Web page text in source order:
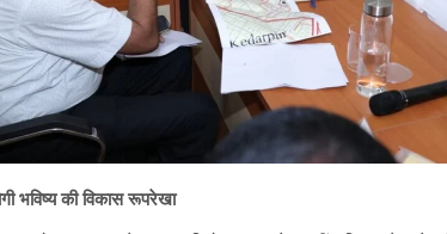
भविष्य की विकास रूपरेखा